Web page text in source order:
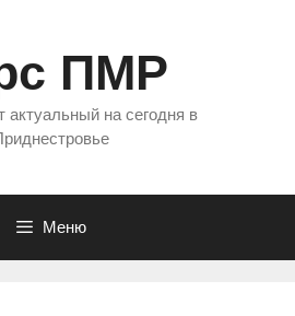
ПМР
на сегодня в
Меню